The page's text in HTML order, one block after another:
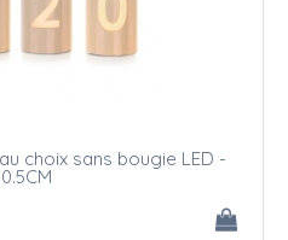
choix sans bougie LED -